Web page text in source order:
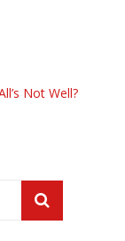
Not Well?